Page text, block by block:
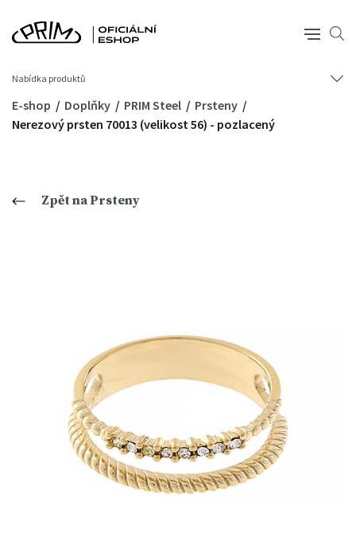
Nabídka produktů
E-shop Doplňky PRIM Steel
Prsteny
Nerezový prsten 70013 (velikost 56) - pozlacený
Zpět na Prsteny